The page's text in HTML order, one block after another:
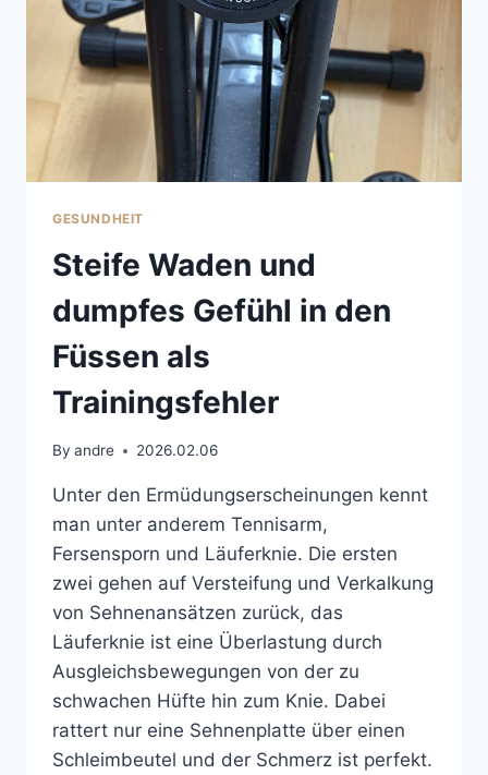
GESUNDHEIT
Steife Waden und
dumpfes Gefühl in den
Füssen als
Trainingsfehler
By andre 2026.02.06
Unter den Ermüdungserscheinungen kennt
man unter anderem Tennisarm,
Fersensporn und Läuferknie. Die ersten
zwei gehen auf Versteifung und Verkalkung
von Sehnenansätzen zurück, das
Läuferknie ist eine Überlastung durch
Ausgleichsbewegungen von der zu
schwachen Hüfte hin zum Knie. Dabei
rattert nur eine Sehnenplatte über einen
Schleimbeutel und der Schmerz ist perfekt.